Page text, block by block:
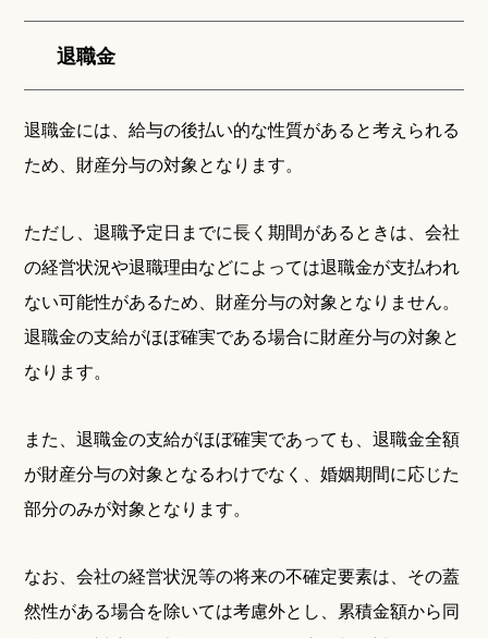
退職金
退職金には、給与の後払い的な性質があると考えられる
ため、財産分与の対象となります。
ただし、退職予定日までに長く期間があるときは、会社
の経営状況や退職理由などによっては退職金が支払われ
ない可能性があるため、財産分与の対象となりません。
退職金の支給がほぼ確実である場合に財産分与の対象と
なります。
また、退職金の支給がほぼ確実であっても、退職金全額
が財産分与の対象となるわけでなく、婚姻期間に応じた
部分のみが対象となります。
なお、会社の経営状況等の将来の不確定要素は、その蓋
然性がある場合を除いては考慮外とし、累積金額から同